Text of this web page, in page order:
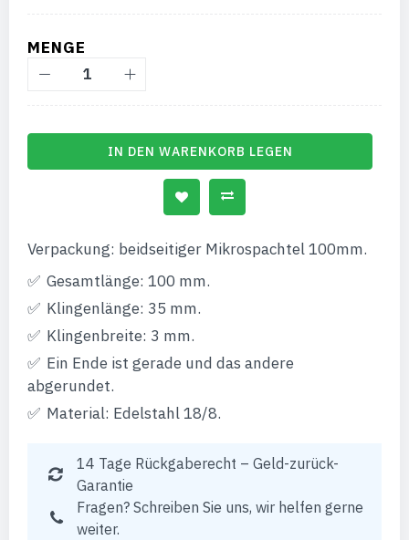
MENGE
IN DEN WARENKORB LEGEN
Verpackung: beidseitiger Mikrospachtel 100mm.
Gesamtlänge: 100 mm.
Klingenlänge: 35 mm.
Klingenbreite: 3 mm.
Ein Ende ist gerade und das andere
abgerundet.
Material: Edelstahl 18/8.
14 Tage Rückgaberecht – Geld-zurück-
Garantie
Fragen? Schreiben Sie uns, wir helfen gerne
weiter.